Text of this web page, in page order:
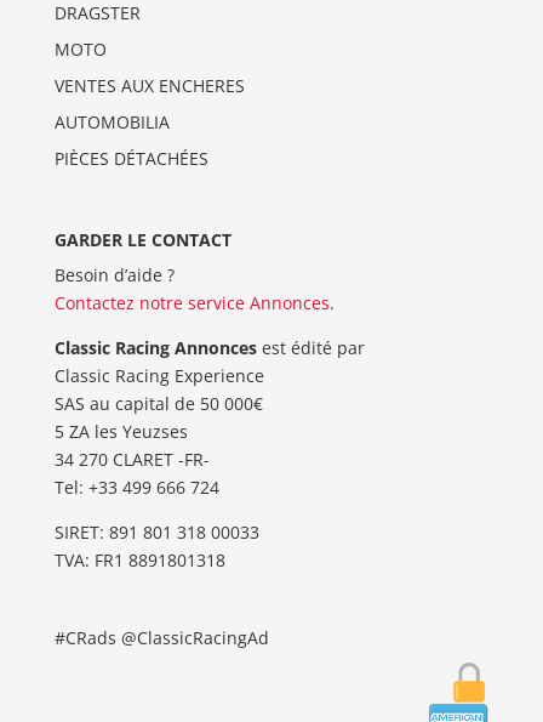
DRAGSTER
MOTO
VENTES AUX ENCHERES
AUTOMOBILIA
PIÈCES DÉTACHÉES
GARDER LE CONTACT
Besoin d’aide ?
Contactez notre service Annonces.
Classic Racing Annoncesest édité par
Classic Racing Experience
SAS au capital de 50 000€
5 ZA les Yeuzses
34 270 CLARET -FR-
Tel: ‭+33 499 666 724‬
SIRET: 891 801 318 00033
TVA: FR1 8891801318
#CRads @ClassicRacingAd